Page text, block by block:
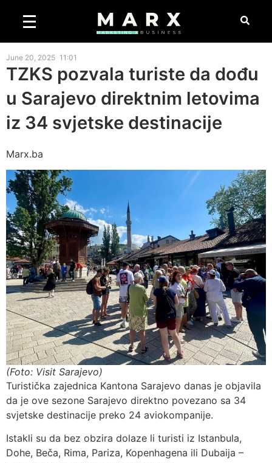
June 20, 2025 11:01
TZKS pozvala turiste da dođu
u Sarajevo direktnim letovima
iz 34 svjetske destinacije
Marx.ba
(Foto: Visit Sarajevo)
Turistička zajednica Kantona Sarajevo danas je objavila
da je ove sezone Sarajevo direktno povezano sa 34
svjetske destinacije preko 24 aviokompanije.
Istakli su da bez obzira dolaze li turisti iz Istanbula,
Dohe, Beča, Rima, Pariza, Kopenhagena ili Dubaija –